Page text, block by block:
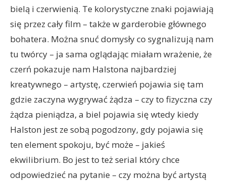
bielą i czerwienią. Te kolorystyczne znaki pojawiają
się przez cały film – także w garderobie głównego
bohatera. Można snuć domysły co sygnalizują nam
tu twórcy – ja sama oglądając miałam wrażenie, że
czerń pokazuje nam Halstona najbardziej
kreatywnego – artystę, czerwień pojawia się tam
gdzie zaczyna wygrywać żądza – czy to fizyczna czy
żądza pieniądza, a biel pojawia się wtedy kiedy
Halston jest ze sobą pogodzony, gdy pojawia się
ten element spokoju, być może – jakieś
ekwilibrium. Bo jest to też serial który chce
odpowiedzieć na pytanie – czy można być artystą